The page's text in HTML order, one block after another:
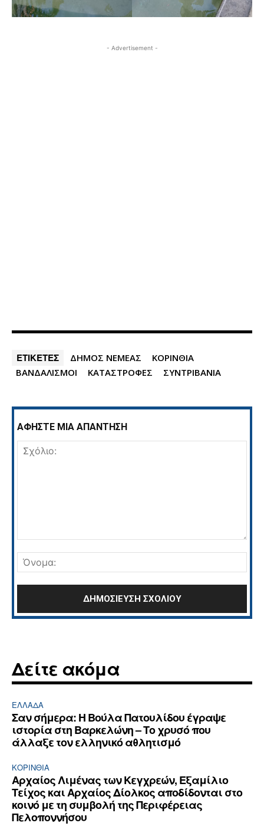
- Advertisement -
ΕΤΙΚΕΤΕΣ ΔΗΜΟΣ ΝΕΜΕΑΣ
ΚΟΡΙΝΘΙΑ
ΒΑΝΔΑΛΙΣΜΟΙ
ΚΑΤΑΣΤΡΟΦΕΣ ΣΥΝΤΡΙΒΑΝΙΑ
ΑΦΗΣΤΕ ΜΙΑ ΑΠΑΝΤΗΣΗ
Δείτε ακόμα
ΕΛΛΆΔΑ
Σαν σήμερα: Η Βούλα Πατουλίδου έγραψε
ιστορία στη Βαρκελώνη – Το χρυσό που
άλλαξε τον ελληνικό αθλητισμό
ΚΟΡΙΝΘΊΑ
Αρχαίος Λιμένας των Κεγχρεών, Εξαμίλιο
Τείχος και Aρχαίος Δίολκος αποδίδονται στο
κοινό με τη συμβολή της Περιφέρειας
Πελοποννήσου